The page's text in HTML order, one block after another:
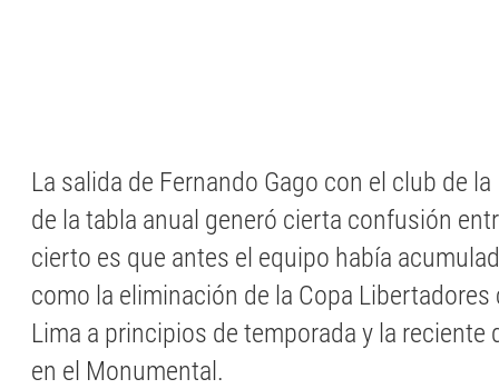
La salida de Fernando Gago con el club de
de la tabla anual generó cierta confusión
cierto es que antes el equipo había
como la eliminación de la Copa Libertadores
Lima a principios de temporada y la reciente
en el Monumental.